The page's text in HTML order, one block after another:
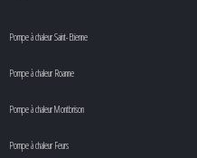
Pompe à chaleur Saint-Etienne
Pompe à chaleur Roanne
Pompe à chaleur Montbrison
Pompe à chaleur Feurs